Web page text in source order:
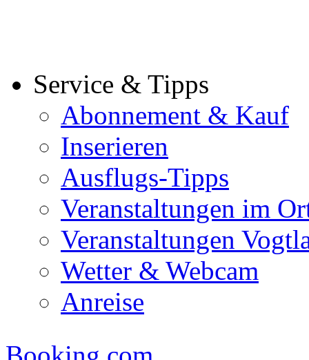
Service & Tipps
Abonnement & Kauf
Inserieren
Ausflugs-Tipps
Veranstaltungen im
Veranstaltungen
Wetter & Webcam
Anreise